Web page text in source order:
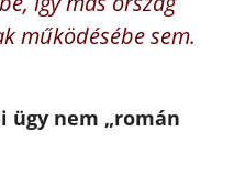
működésébe sem.
ügy nem „román